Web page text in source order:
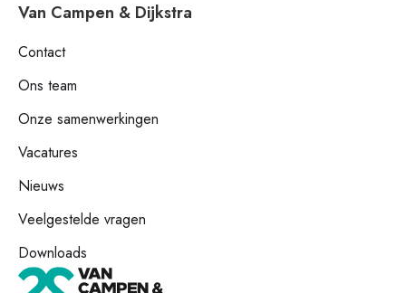
Van Campen & Dijkstra
Contact
Ons team
Onze samenwerkingen
Vacatures
Nieuws
Veelgestelde vragen
Downloads